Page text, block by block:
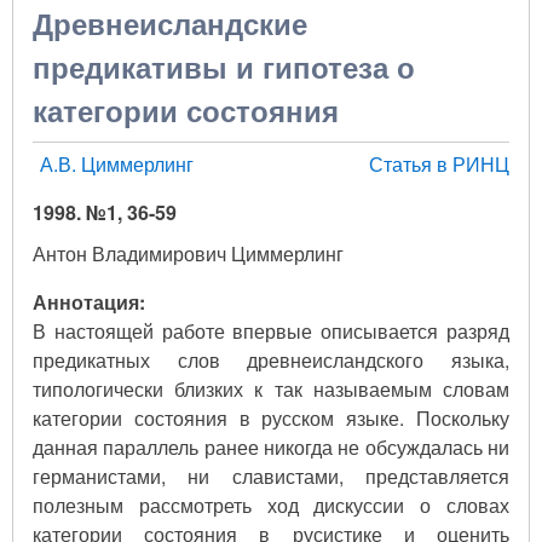
Древнеисландские
предикативы и гипотеза о
категории состояния
А.В. Циммерлинг
Статья в РИНЦ
1998. №1, 36-59
Антон Владимирович Циммерлинг
Аннотация:
В настоящей работе впервые описывается разряд
предикатных слов древнеисландского языка,
типологически близких к так называемым словам
категории состояния в русском языке. Поскольку
данная параллель ранее никогда не обсуждалась ни
германистами, ни славистами, представляется
полезным рассмотреть ход дискуссии о словах
категории состояния в русистике и оценить